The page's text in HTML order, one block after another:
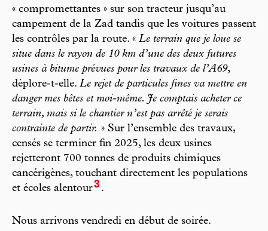
« compromettantes » sur son tracteur jusqu’au
campement de la Zad tandis que les voitures passent
les contrôles par la route. « Le terrain que je loue se
situe dans le rayon de 10 km d’une des deux futures
usines à bitume prévues pour les travaux de l’A69,
déplore-t-elle. Le rejet de particules fines va mettre en
danger mes bêtes et moi-même. Je comptais acheter ce
terrain, mais si le chantier n’est pas arrêté je serais
contrainte de partir. » Sur l’ensemble des travaux,
censés se terminer fin 2025, les deux usines
rejetteront 700 tonnes de produits chimiques
cancérigènes, touchant directement les populations
et écoles alentour3 .
Nous arrivons vendredi en début de soirée.